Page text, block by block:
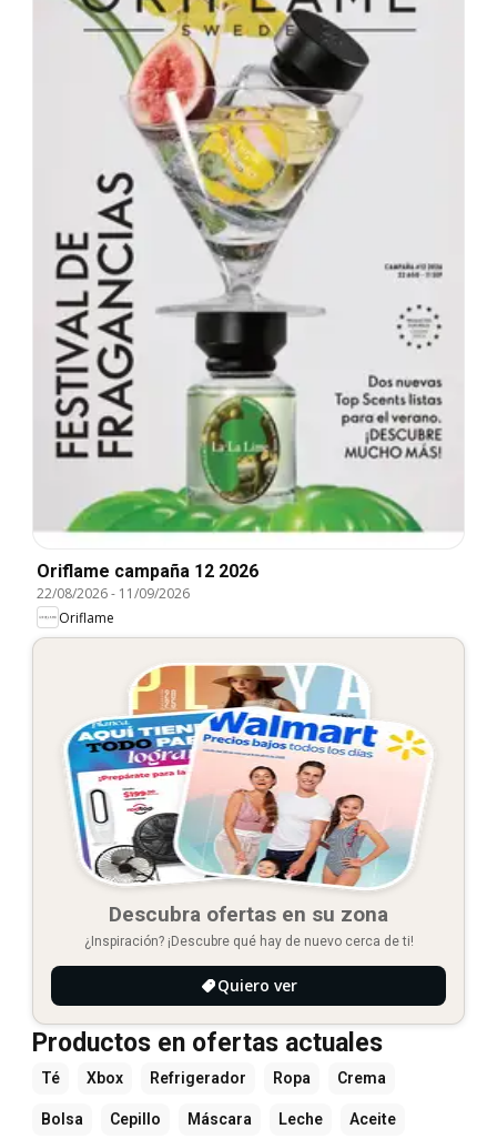
Oriflame campaña 12 2026
22/08/2026- 11/09/2026
Oriflame
Descubra ofertas en su zona
¿Inspiración? ¡Descubre qué hay de nuevo cerca de ti!
Quiero ver
Productos en ofertas actuales
Té Xbox Refrigerador Ropa Crema
Bolsa Cepillo Máscara Leche Aceite